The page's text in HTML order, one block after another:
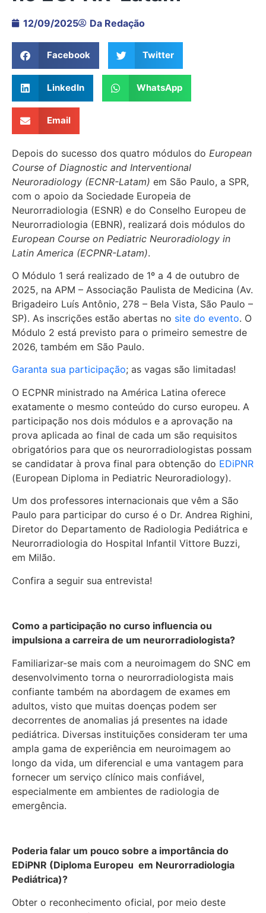
12/09/2025 Da Redação
Facebook Twitter
LinkedIn WhatsApp
Email
Depois do sucesso dos quatro módulos do European
Course of Diagnostic and Interventional
Neuroradiology (ECNR-Latam) em São Paulo, a SPR,
com o apoio da Sociedade Europeia de
Neurorradiologia (ESNR) e do Conselho Europeu de
Neurorradiologia (EBNR), realizará dois módulos do
European Course on Pediatric Neuroradiology in
Latin America (ECPNR-Latam).
O Módulo 1 será realizado de 1º a 4 de outubro de
2025, na APM – Associação Paulista de Medicina (Av.
Brigadeiro Luís Antônio, 278 – Bela Vista, São Paulo –
SP). As inscrições estão abertas no site do evento. O
Módulo 2 está previsto para o primeiro semestre de
2026, também em São Paulo.
Garanta sua participação; as vagas são limitadas!
O ECPNR ministrado na América Latina oferece
exatamente o mesmo conteúdo do curso europeu. A
participação nos dois módulos e a aprovação na
prova aplicada ao final de cada um são requisitos
obrigatórios para que os neurorradiologistas possam
se candidatar à prova final para obtenção do EDiPNR
(European Diploma in Pediatric Neuroradiology).
Um dos professores internacionais que vêm a São
Paulo para participar do curso é o Dr. Andrea Righini,
Diretor do Departamento de Radiologia Pediátrica e
Neurorradiologia do Hospital Infantil Vittore Buzzi,
em Milão.
Confira a seguir sua entrevista!
Como a participação no curso influencia ou
impulsiona a carreira de um neurorradiologista?
Familiarizar-se mais com a neuroimagem do SNC em
desenvolvimento torna o neurorradiologista mais
confiante também na abordagem de exames em
adultos, visto que muitas doenças podem ser
decorrentes de anomalias já presentes na idade
pediátrica. Diversas instituições consideram ter uma
ampla gama de experiência em neuroimagem ao
longo da vida, um diferencial e uma vantagem para
fornecer um serviço clínico mais confiável,
especialmente em ambientes de radiologia de
emergência.
Poderia falar um pouco sobre a importância do
EDiPNR (Diploma Europeu em Neurorradiologia
Pediátrica)?
Obter o reconhecimento oficial, por meio deste